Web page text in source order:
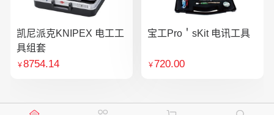
凯尼派克KNIPEX 电工工
具组套
￥8754.14
宝工Pro＇sKit 电讯工具
￥720.00